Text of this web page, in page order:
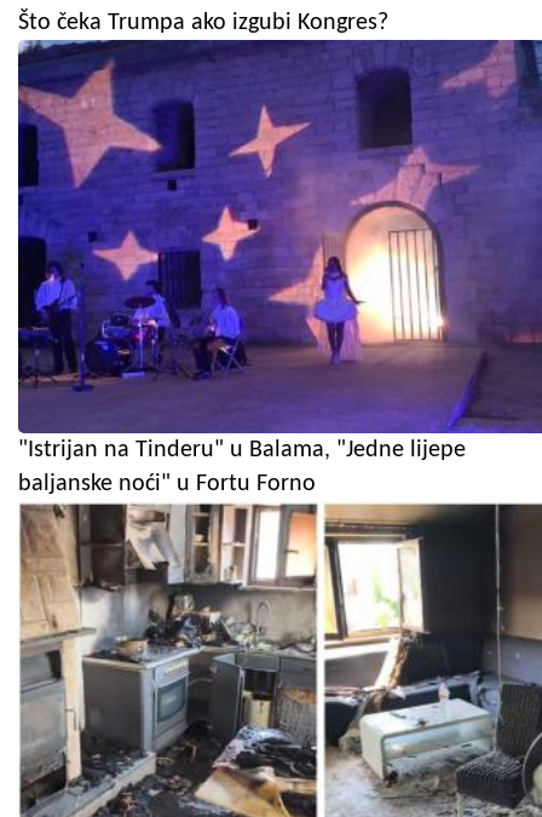
Što čeka Trumpa ako izgubi Kongres?
"Istrijan na Tinderu" u Balama, "Jedne lijepe
baljanske noći" u Fortu Forno